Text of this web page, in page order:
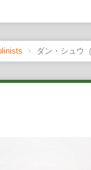
ダン・シュウ